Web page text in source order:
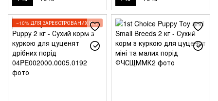
−10% ДЛЯ ЗАРЕЄСТРОВАНИХ КЛІЄНТІВ